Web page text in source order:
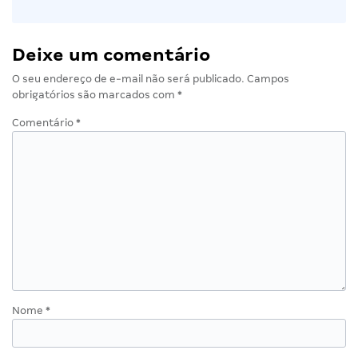
Deixe um comentário
O seu endereço de e-mail não será publicado. Campos
obrigatórios são marcados com *
Comentário *
Nome *